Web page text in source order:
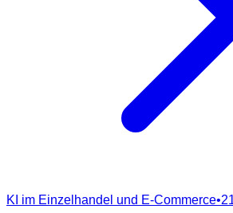
KI im Einzelhandel und E-Commerce•